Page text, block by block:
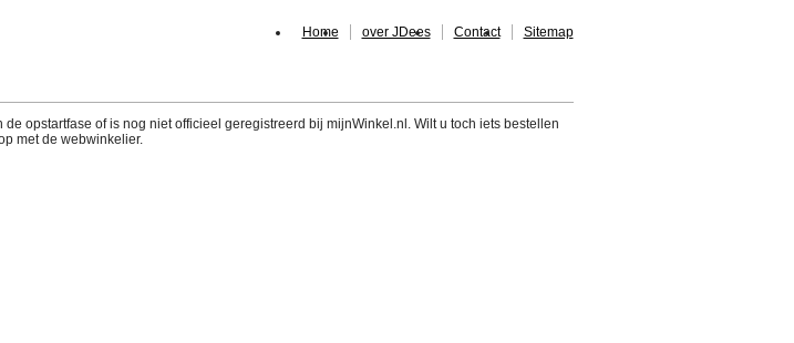
Home over JDees Contact Sitemap
opstartfase of is nog niet officieel geregistreerd bij mijnWinkel.nl. Wilt u toch iets bestellen
met de webwinkelier.